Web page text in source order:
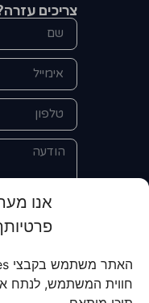
אנו
חווית המשתמש, לנתח
צריכים
אני מאשר/
קבלת מידע על
לקוחות. אני